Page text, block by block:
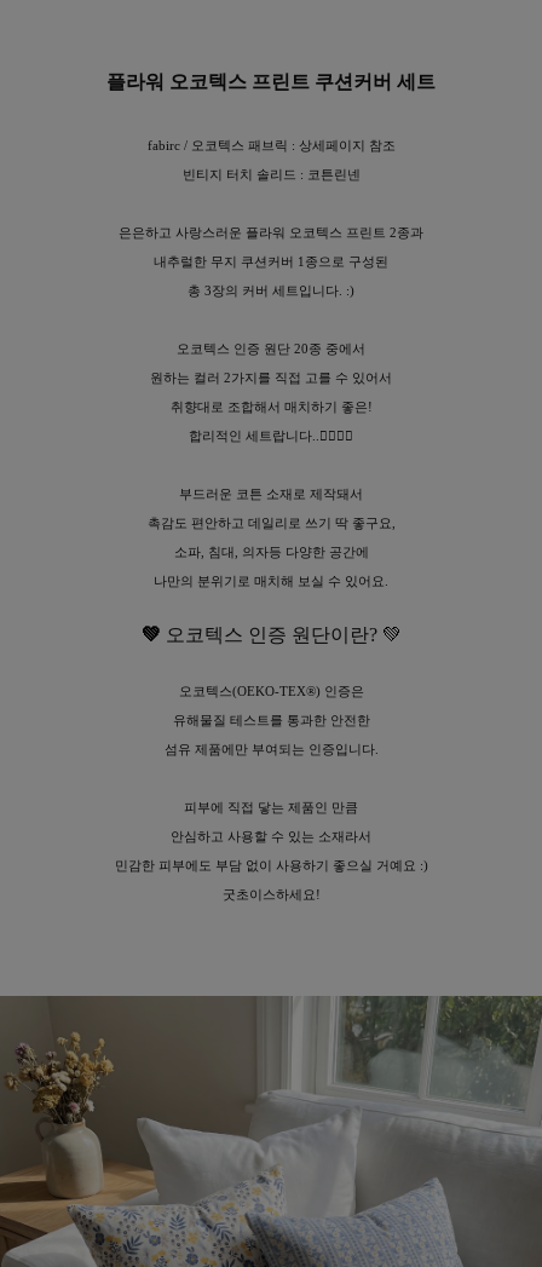
플라워 오코텍스 프린트 쿠션커버 세트
fabirc / 오코텍스 패브릭 : 상세페이지 참조
빈티지 터치 솔리드 : 코튼린넨
은은하고 사랑스러운 플라워 오코텍스 프린트 2종과
내추럴한 무지 쿠션커버 1종으로 구성된
총 3장의 커버 세트입니다. :)
오코텍스 인증 원단 20종 중에서
원하는 컬러 2가지를 직접 고를 수 있어서
취향대로 조합해서 매치하기 좋은!
합리적인 세트랍니다..👉🏻👈🏻
부드러운 코튼 소재로 제작돼서
촉감도 편안하고 데일리로 쓰기 딱 좋구요,
소파, 침대, 의자등 다양한 공간에
나만의 분위기로 매치해 보실 수 있어요.
💚 오코텍스 인증 원단이란? 💚
오코텍스(OEKO-TEX®) 인증은
유해물질 테스트를 통과한 안전한
섬유 제품에만 부여되는 인증입니다.
피부에 직접 닿는 제품인 만큼
안심하고 사용할 수 있는 소재라서
민감한 피부에도 부담 없이 사용하기 좋으실 거예요 :)
굿초이스하세요!